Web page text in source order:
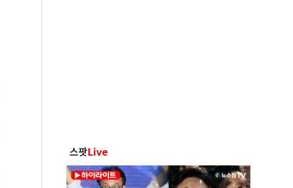
스팟Live